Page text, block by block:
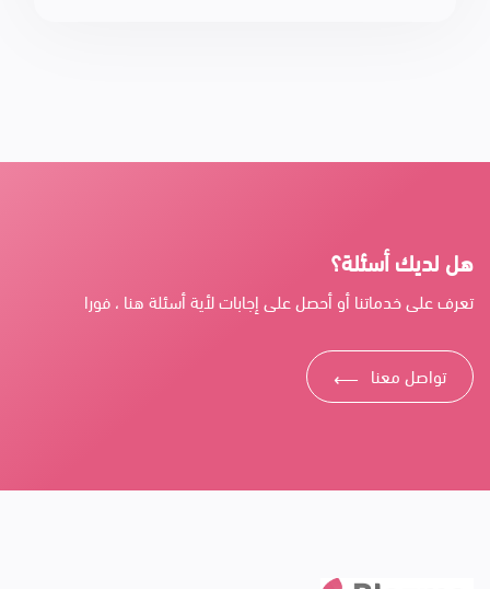
هل لديك أسئلة؟
تعرف على خدماتنا أو أحصل على إجابات لأية أسئلة هنا ، فورا
تواصل معنا ⟶